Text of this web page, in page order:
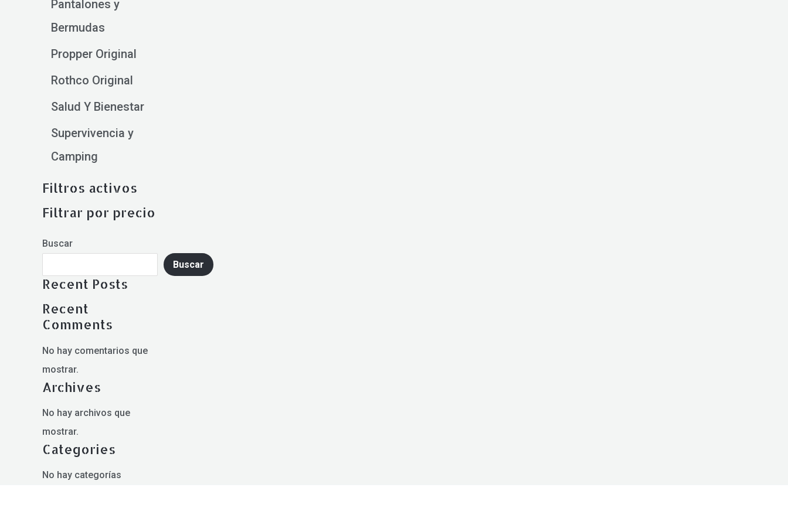
Pantalones y
Bermudas
Propper Original
Rothco Original
Salud Y Bienestar
Supervivencia y
Camping
Filtros activos
Filtrar por precio
Buscar
Buscar
Recent Posts
Recent
Comments
No hay comentarios que
mostrar.
Archives
No hay archivos que
mostrar.
Categories
No hay categorías